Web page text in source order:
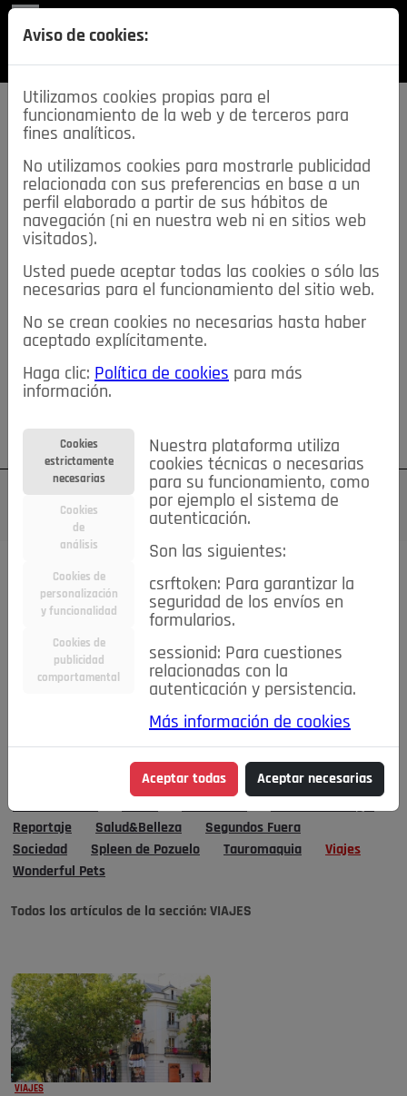
SECCIONES
descarga esta
REVISTA
≡NOTICIAS
NOTICIAS SERVICIOS DE INTERÉS
TABLÓN DE ANUNCIOS MIS ANUNCIOS CONTACTO
NOSOTROS
Su cuenta Regístrese ¿Olvidó su contraseña?
Todas las secciones..
#MemoriaHistorica Actualidad Asociaciones
Bares,
Consejos IN
Crónicas de una Rubia
Cultura
DEPORTES
De mente
Detrás de la mirada
El Mirador
Elecciones
Entrevistas Fiestas
Flamenco
La buena educación
Las Buenas
Las cosas claras
Lo que te dije
Moda&Belleza
Reportaje
Salud&Belleza
Segundos Fuera
Sociedad
Spleen de Pozuelo Tauromaquia
Viajes
Wonderful Pets
Todos los artículos de la sección: VIAJES
VIAJES
Aviso de cookies:
Utilizamos cookies propias para el
funcionamiento de la web y de terceros para
fines analíticos.
No utilizamos cookies para mostrarle publicidad
relacionada con sus preferencias en base a un
perfil elaborado a partir de sus hábitos de
navegación (ni en nuestra web ni en sitios web
visitados).
Usted puede aceptar todas las cookies o sólo las
necesarias para el funcionamiento del sitio web.
No se crean cookies no necesarias hasta haber
aceptado explícitamente.
Haga clic: Política de cookies para más
información.
Cookies
estrictamente
necesarias
Cookies
de
análisis
Cookies de
personalización
y funcionalidad
Cookies de
publicidad
comportamental
Nuestra plataforma utiliza
cookies técnicas o necesarias
para su funcionamiento, como
por ejemplo el sistema de
autenticación.
Son las siguientes:
csrftoken: Para garantizar la
seguridad de los envíos en
formularios.
sessionid: Para cuestiones
relacionadas con la
autenticación y persistencia.
Más información de cookies
Aceptar todas Aceptar necesarias